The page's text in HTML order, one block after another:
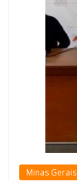
Minas Gerais